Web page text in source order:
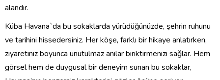
alandır.
Küba Havana`da bu sokaklarda yürüdüğünüzde, şehrin ruhunu
ve tarihini hissedersiniz. Her köşe, farklı bir hikaye anlatırken,
ziyaretiniz boyunca unutulmaz anılar biriktirmenizi sağlar. Hem
görsel hem de duygusal bir deneyim sunan bu sokaklar,